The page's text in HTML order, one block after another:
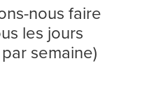
nous faire
les jours
semaine)